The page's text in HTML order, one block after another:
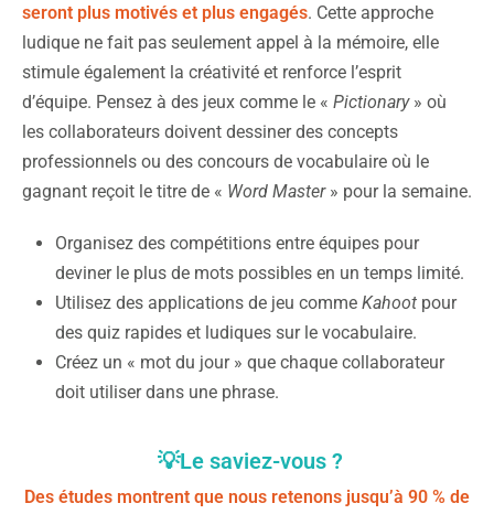
seront plus motivés et plus engagés. Cette approche
ludique ne fait pas seulement appel à la mémoire, elle
stimule également la créativité et renforce l’esprit
d’équipe. Pensez à des jeux comme le « Pictionary» où
les collaborateurs doivent dessiner des concepts
professionnels ou des concours de vocabulaire où le
gagnant reçoit le titre de « Word Master» pour la semaine.
Organisez des compétitions entre équipes pour
deviner le plus de mots possibles en un temps limité.
Utilisez des applications de jeu comme Kahoot pour
des quiz rapides et ludiques sur le vocabulaire.
Créez un « mot du jour » que chaque collaborateur
doit utiliser dans une phrase.
💡Le saviez-vous ?
Des études montrent que nous retenons jusqu’à 90 % de